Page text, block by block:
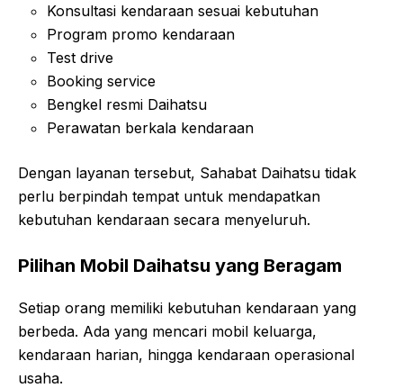
Konsultasi kendaraan sesuai kebutuhan
Program promo kendaraan
Test drive
Booking service
Bengkel resmi Daihatsu
Perawatan berkala kendaraan
Dengan layanan tersebut, Sahabat Daihatsu tidak
perlu berpindah tempat untuk mendapatkan
kebutuhan kendaraan secara menyeluruh.
Pilihan Mobil Daihatsu yang Beragam
Setiap orang memiliki kebutuhan kendaraan yang
berbeda. Ada yang mencari mobil keluarga,
kendaraan harian, hingga kendaraan operasional
usaha.